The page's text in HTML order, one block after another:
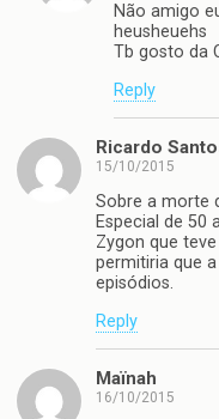
Não amigo
heusheuehs
Tb gosto da
Reply
Ricardo
15/10/2015
Sobre a morte
Especial de 50
Zygon que
permitiria que
episódios.
Reply
Maïnah
16/10/2015